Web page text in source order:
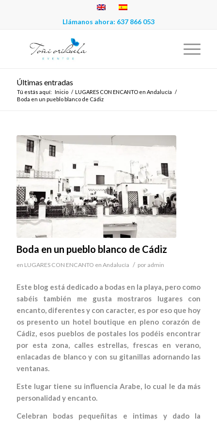
Llámanos ahora: 637 866 053
Últimas entradas
Tú estás aquí: Inicio / LUGARES CON ENCANTO en Andalucía /
Boda en un pueblo blanco de Cádiz
Boda en un pueblo blanco de Cádiz
en LUGARES CON ENCANTO en Andalucía / por admin
Este blog está dedicado a bodas en la playa, pero como
sabéis también me gusta mostraros lugares con
encanto, diferentes y con caracter, es por eso que hoy
os presento un hotel boutique en pleno corazón de
Cádiz, esos pueblos de postales los podéis encontrar
por esta zona, calles estrellas, frescas en verano,
enlacadas de blanco y con su gitanillas adornando las
ventanas.
Este lugar tiene su influencia Arabe, lo cual le da más
personalidad y encanto.
Celebran bodas pequeñitas e intimas y dado la